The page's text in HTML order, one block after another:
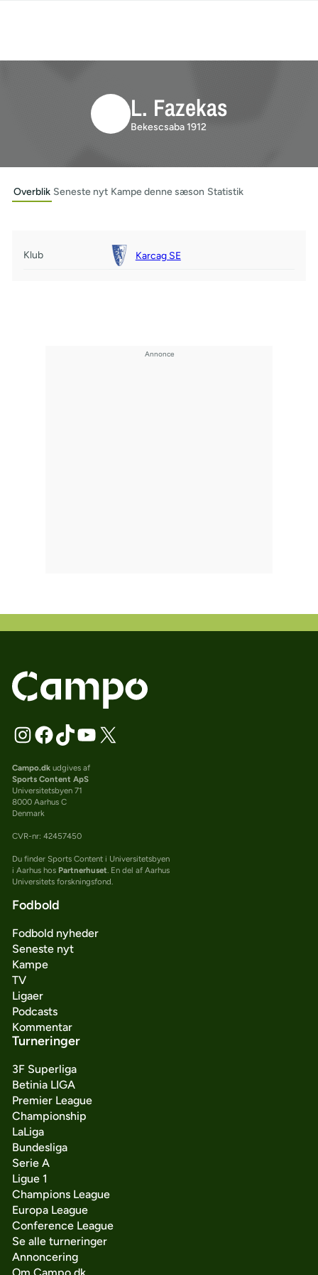
L. Fazekas
Bekescsaba 1912
Overblik Seneste nyt Kampe denne sæson Statistik
Klub Karcag SE
Campo.dkudgives af
Sports Content ApS
Universitetsbyen 71
8000 Aarhus C
Denmark
CVR-nr: 42457450
Du finder Sports Content i Universitetsbyen
i Aarhus hos Partnerhuset. En del af Aarhus
Universitets forskningsfond.
Fodbold
Fodbold nyheder
Seneste nyt
Kampe
TV
Ligaer
Podcasts
Kommentar
Turneringer
3F Superliga
Betinia LIGA
Premier League
Championship
LaLiga
Bundesliga
Serie A
Ligue 1
Champions League
Europa League
Conference League
Se alle turneringer
Annoncering